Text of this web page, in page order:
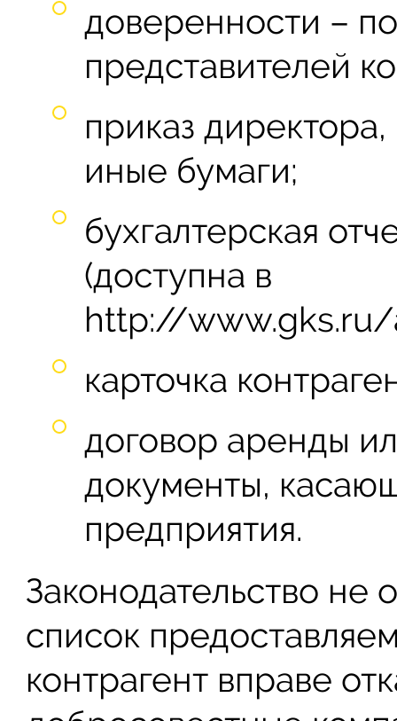
доверенности –
представителей
приказ
иные бумаги;
бухгалтерская
(доступна в
http://
карточка
договор аренды
документы,
предприятия.
Законодательство не
список
контрагент вправе